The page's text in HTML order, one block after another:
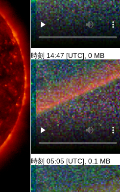
時刻 14:47 [UTC], 0 MB
時刻 05:05 [UTC], 0.1 MB